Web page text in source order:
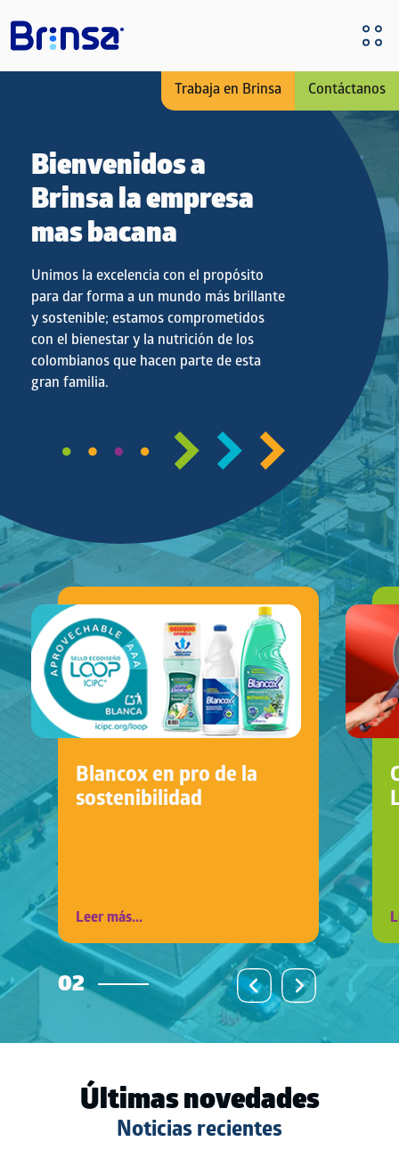
Trabaja en Brinsa Contáctanos
Bienvenidos a
Brinsa la empresa
mas bacana
Unimos la excelencia con el propósito
para dar forma a un mundo más brillante
y sostenible; estamos comprometidos
con el bienestar y la nutrición de los
colombianos que hacen parte de esta
gran familia.
Blancox en pro de la
sostenibilidad
Leer más...
02
Últimas novedades
Noticias recientes